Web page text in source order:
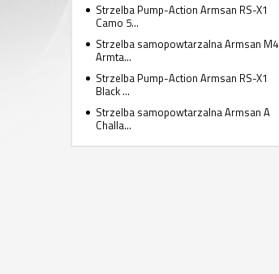
Strzelba Pump-Action Armsan RS-X1
Camo 5...
Strzelba samopowtarzalna Armsan M4
Armta...
Strzelba Pump-Action Armsan RS-X1
Black ...
Strzelba samopowtarzalna Armsan A
Challa...